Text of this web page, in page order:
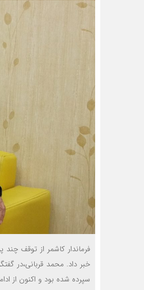
فرماندار کاشمر از توقف
خبر داد. محمد قرباني،در
سپرده شده بود و اکنون از